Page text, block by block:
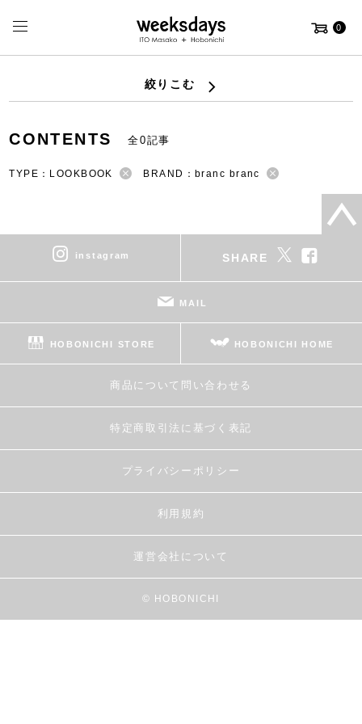
0
絞りこむ
CONTENTS 全0記事
TYPE：LOOKBOOK BRAND：branc branc
instagram SHARE
MAIL
HOBONICHI STORE HOBONICHI HOME
商品について問い合わせる
特定商取引法に基づく表記
プライバシーポリシー
利用規約
運営会社について
© HOBONICHI